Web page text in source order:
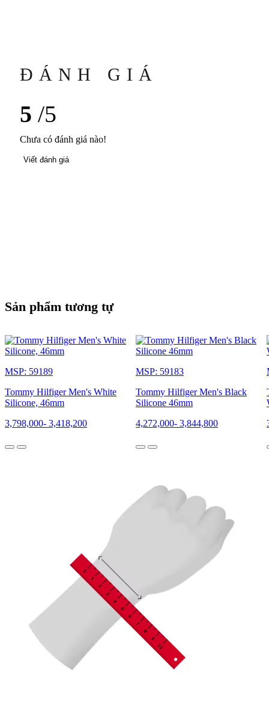
ĐÁNH GIÁ
5 /5
Chưa có đánh giá nào!
Viết đánh giá
Sản phẩm tương tự
MSP: 59189
Tommy Hilfiger Men's White
Silicone, 46mm
3,798,000- 3,418,200
MSP: 59183
Tommy Hilfiger Men's Black
Silicone 46mm
4,272,000- 3,844,800